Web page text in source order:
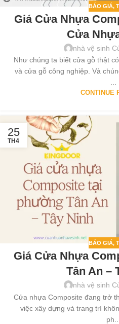
BÁO GIÁ,
Giá Cửa Nhựa
Cửa
nhà vệ sinh
Như chúng ta biết cửa gỗ thật
và cửa gỗ công nghiệp. Và
...
CONTINUE
25
TH4
BÁO GIÁ,
Giá Cửa Nhựa
Tân An –
nhà vệ sinh
Cửa nhựa Composite đang trở
việc xây dựng và trang trí
ph...